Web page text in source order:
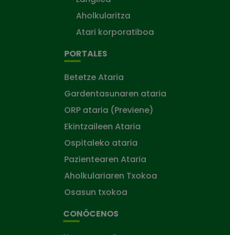
Aholkularitza
Atari korporatiboa
PORTALES
Betetze Ataria
Gardentasunaren ataria
ORP ataria (Previene)
Ekintzaileen Ataria
Ospitaleko ataria
Pazientearen Ataria
Aholkulariaren Txokoa
Osasun txokoa
CONÓCENOS